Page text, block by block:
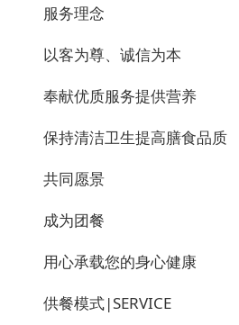
服务理念
以客为尊、诚信为本
奉献优质服务提供营养
保持清洁卫生提高膳食品质
共同愿景
成为团餐
用心承载您的身心健康
供餐模式|SERVICE